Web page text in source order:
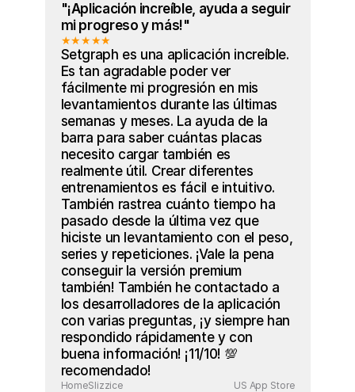
"¡Aplicación increíble, ayuda a seguir
mi progreso y más!"
★★★★★
Setgraph es una aplicación increíble.
Es tan agradable poder ver
fácilmente mi progresión en mis
levantamientos durante las últimas
semanas y meses. La ayuda de la
barra para saber cuántas placas
necesito cargar también es
realmente útil. Crear diferentes
entrenamientos es fácil e intuitivo.
También rastrea cuánto tiempo ha
pasado desde la última vez que
hiciste un levantamiento con el peso,
series y repeticiones. ¡Vale la pena
conseguir la versión premium
también! También he contactado a
los desarrolladores de la aplicación
con varias preguntas, ¡y siempre han
respondido rápidamente y con
buena información! ¡11/10! 💯
recomendado!
HomeSlizzice US App Store